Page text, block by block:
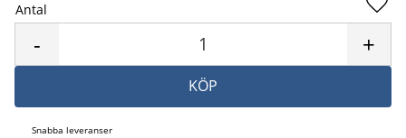
Antal
+
-
KÖP
Snabba leveranser